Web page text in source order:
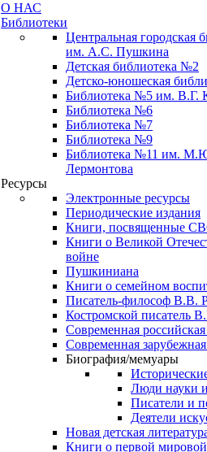
О НАС
Библиотеки
Центральная городская
им. А.С. Пушкина
Детская библиотека №2
Детско-юношеская
Библиотека №5 им. В.Г.
Библиотека №6
Библиотека №7
Библиотека №9
Библиотека №11 им.
Лермонтова
Ресурсы
Электронные ресурсы
Периодические издания
Книги, посвященные
Книги о Великой
войне
Пушкиниана
Книги о семейном
Писатель-философ В.В.
Костромской писатель
Современная российская
Современная
Биография/мемуары
Люди науки
Писатели и
Деятели
Новая детская
Книги о первой